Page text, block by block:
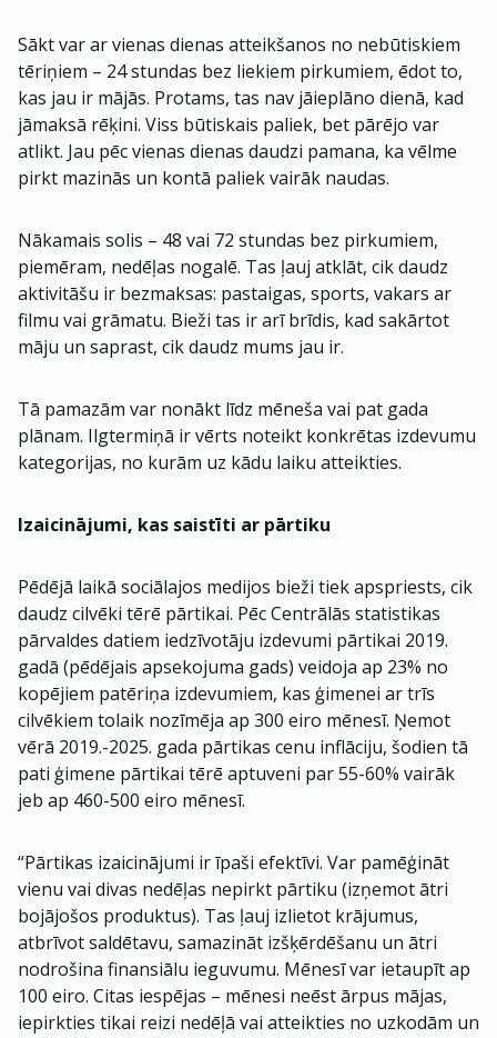
Sākt var ar vienas dienas atteikšanos no nebūtiskiem
tēriņiem – 24 stundas bez liekiem pirkumiem, ēdot to,
kas jau ir mājās. Protams, tas nav jāieplāno dienā, kad
jāmaksā rēķini. Viss būtiskais paliek, bet pārējo var
atlikt. Jau pēc vienas dienas daudzi pamana, ka vēlme
pirkt mazinās un kontā paliek vairāk naudas.
Nākamais solis – 48 vai 72 stundas bez pirkumiem,
piemēram, nedēļas nogalē. Tas ļauj atklāt, cik daudz
aktivitāšu ir bezmaksas: pastaigas, sports, vakars ar
filmu vai grāmatu. Bieži tas ir arī brīdis, kad sakārtot
māju un saprast, cik daudz mums jau ir.
Tā pamazām var nonākt līdz mēneša vai pat gada
plānam. Ilgtermiņā ir vērts noteikt konkrētas izdevumu
kategorijas, no kurām uz kādu laiku atteikties.
Izaicinājumi, kas saistīti ar pārtiku
Pēdējā laikā sociālajos medijos bieži tiek apspriests, cik
daudz cilvēki tērē pārtikai. Pēc Centrālās statistikas
pārvaldes datiem iedzīvotāju izdevumi pārtikai 2019.
gadā (pēdējais apsekojuma gads) veidoja ap 23% no
kopējiem patēriņa izdevumiem, kas ģimenei ar trīs
cilvēkiem tolaik nozīmēja ap 300 eiro mēnesī. Ņemot
vērā 2019.-2025. gada pārtikas cenu inflāciju, šodien tā
pati ģimene pārtikai tērē aptuveni par 55-60% vairāk
jeb ap 460-500 eiro mēnesī.
“Pārtikas izaicinājumi ir īpaši efektīvi. Var pamēģināt
vienu vai divas nedēļas nepirkt pārtiku (izņemot ātri
bojājošos produktus). Tas ļauj izlietot krājumus,
atbrīvot saldētavu, samazināt izšķērdēšanu un ātri
nodrošina finansiālu ieguvumu. Mēnesī var ietaupīt ap
100 eiro. Citas iespējas – mēnesi neēst ārpus mājas,
iepirkties tikai reizi nedēļā vai atteikties no uzkodām un